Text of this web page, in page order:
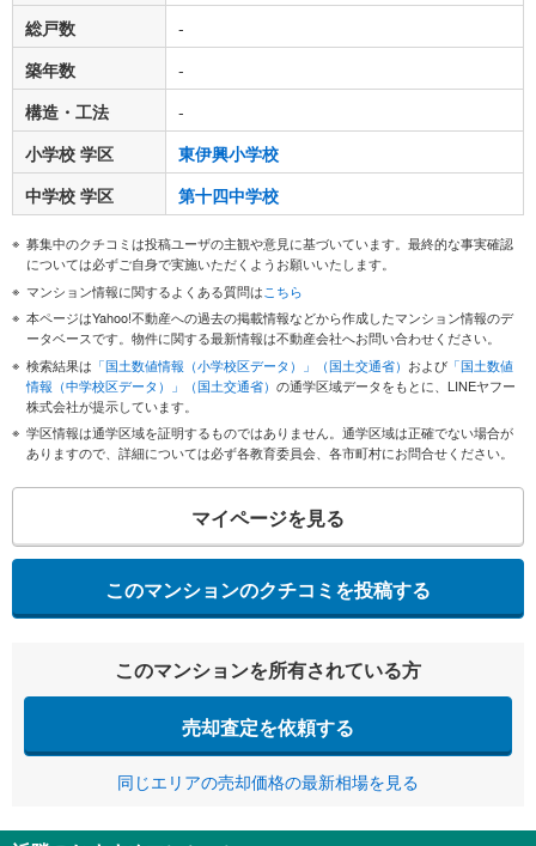
総戸数
-
築年数
-
構造・工法
-
小学校 学区
東伊興小学校
中学校 学区
第十四中学校
募集中のクチコミは投稿ユーザの主観や意見に基づいています。最終的な事実確認
については必ずご自身で実施いただくようお願いいたします。
マンション情報に関するよくある質問はこちら
本ページはYahoo!不動産への過去の掲載情報などから作成したマンション情報のデ
ータベースです。物件に関する最新情報は不動産会社へお問い合わせください。
検索結果は 「国土数値情報（小学校区データ）」（国土交通省） および 「国土数値
情報（中学校区データ）」（国土交通省） の通学区域データをもとに、LINEヤフー
株式会社が提示しています。
学区情報は通学区域を証明するものではありません。通学区域は正確でない場合が
ありますので、詳細については必ず各教育委員会、各市町村にお問合せください。
マイページを見る
このマンションのクチコミを投稿する
このマンションを所有されている方
売却査定を依頼する
同じエリアの売却価格の最新相場を見る